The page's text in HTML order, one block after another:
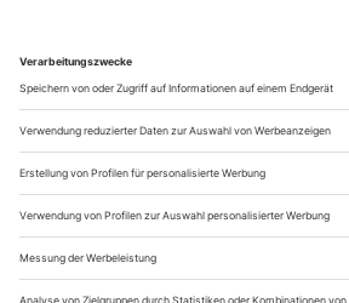
R. Winfried Tobias
Annaberg, Eduard-von-Winterstein-
11. nach Bassewitz, Peterchens
R....
Saarbrücken: Nah bei K.
nach Kafka «Kafkas Haus»